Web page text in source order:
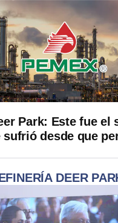
Park: Este fue
desde que
DEER